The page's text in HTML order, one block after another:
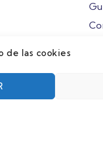
de las cookies